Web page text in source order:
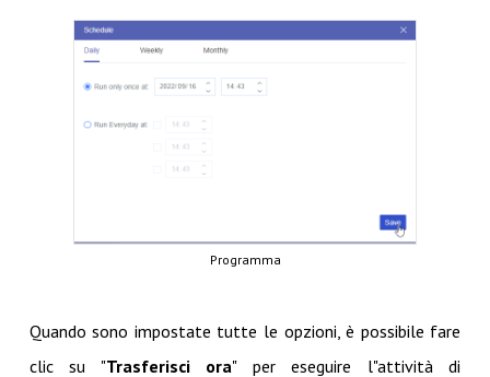
Programma
Quando sono impostate tutte le opzioni, è possibile fare
clic su "Trasferisci ora" per eseguire l"attività di